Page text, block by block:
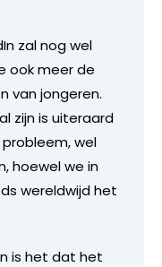
zal nog wel
ook meer de
van jongeren.
zijn is uiteraard
wel
hoewel we in
wereldwijd het
is het dat het